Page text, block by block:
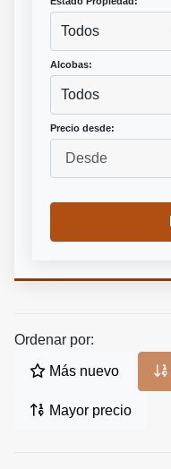
Todos
Alcobas:
Todos
Precio desde:
Ordenar por:
Más nuevo
Mayor precio